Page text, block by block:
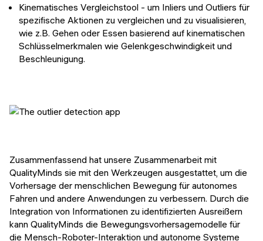
Kinematisches Vergleichstool - um Inliers und Outliers für
spezifische Aktionen zu vergleichen und zu visualisieren,
wie z.B. Gehen oder Essen basierend auf kinematischen
Schlüsselmerkmalen wie Gelenkgeschwindigkeit und
Beschleunigung.
Zusammenfassend hat unsere Zusammenarbeit mit
QualityMinds sie mit den Werkzeugen ausgestattet, um die
Vorhersage der menschlichen Bewegung für autonomes
Fahren und andere Anwendungen zu verbessern. Durch die
Integration von Informationen zu identifizierten Ausreißern
kann QualityMinds die Bewegungsvorhersagemodelle für
die Mensch-Roboter-Interaktion und autonome Systeme